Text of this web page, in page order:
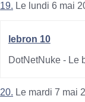
19. Le lundi 6 mai
lebron 10
DotNetNuke - Le
20. Le mardi 7 mai